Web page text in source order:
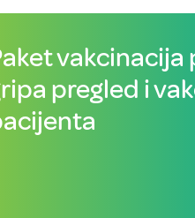
vakcinacija
pregled i